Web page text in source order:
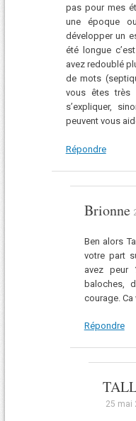
pas pour mes
une époque
développer un
été longue
avez redoublé
de mots
vous êtes très
s’expliquer,
peuvent vous
Répondre
Brionne
Ben alors
votre part
avez peur
baloches,
courage. Ca
Répondre
25 mai